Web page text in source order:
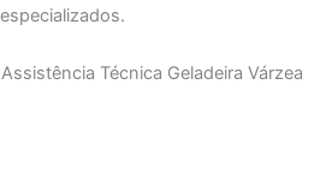
Técnica Geladeira Várzea